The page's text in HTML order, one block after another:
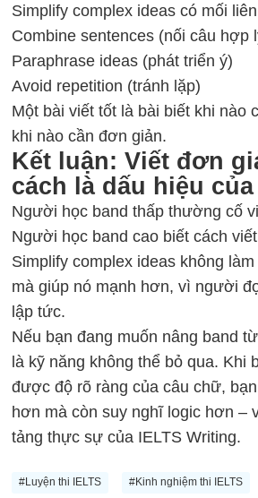
Simplify complex ideas có mối
Combine sentences (nối câu hợp
Paraphrase ideas (phát triển ý)
Avoid repetition (tránh lặp)
Một bài viết tốt là bài biết khi nào
khi nào cần đơn giản.
Kết luận: Viết đơn
cách là dấu hiệu
Người học band thấp thường cố
Người học band cao biết cách
Simplify complex ideas không làm
mà giúp nó mạnh hơn, vì người
lập tức.
Nếu bạn đang muốn nâng band
là kỹ năng không thể bỏ qua. Khi
được độ rõ ràng của câu chữ,
hơn mà còn suy nghĩ logic hơn –
tảng thực sự của IELTS Writing.
#Luyện thi IELTS #Kinh nghiệm thi IELTS